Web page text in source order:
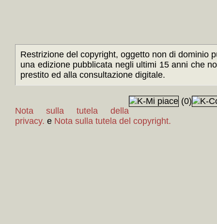
Restrizione del copyright, oggetto non di dominio
una edizione pubblicata negli ultimi 15 anni che
prestito ed alla consultazione digitale.
(0)
Nota sulla tutela della
privacy. e Nota sulla tutela del copyright.